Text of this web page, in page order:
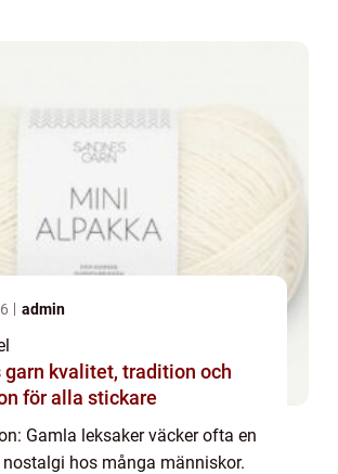
admin
och
för alla stickare
Gamla leksaker väcker ofta en
hos många människor.